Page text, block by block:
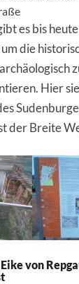
es bis heute
die
Hier
der Breite
von